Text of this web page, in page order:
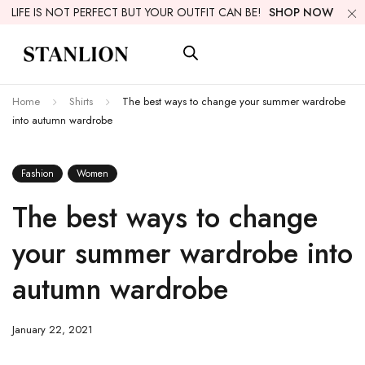
LIFE IS NOT PERFECT BUT YOUR OUTFIT CAN BE! SHOP NOW
Home Shirts
The best ways to change your summer wardrobe
into autumn wardrobe
Fashion Women
The best ways to change
your summer wardrobe into
autumn wardrobe
January 22, 2021